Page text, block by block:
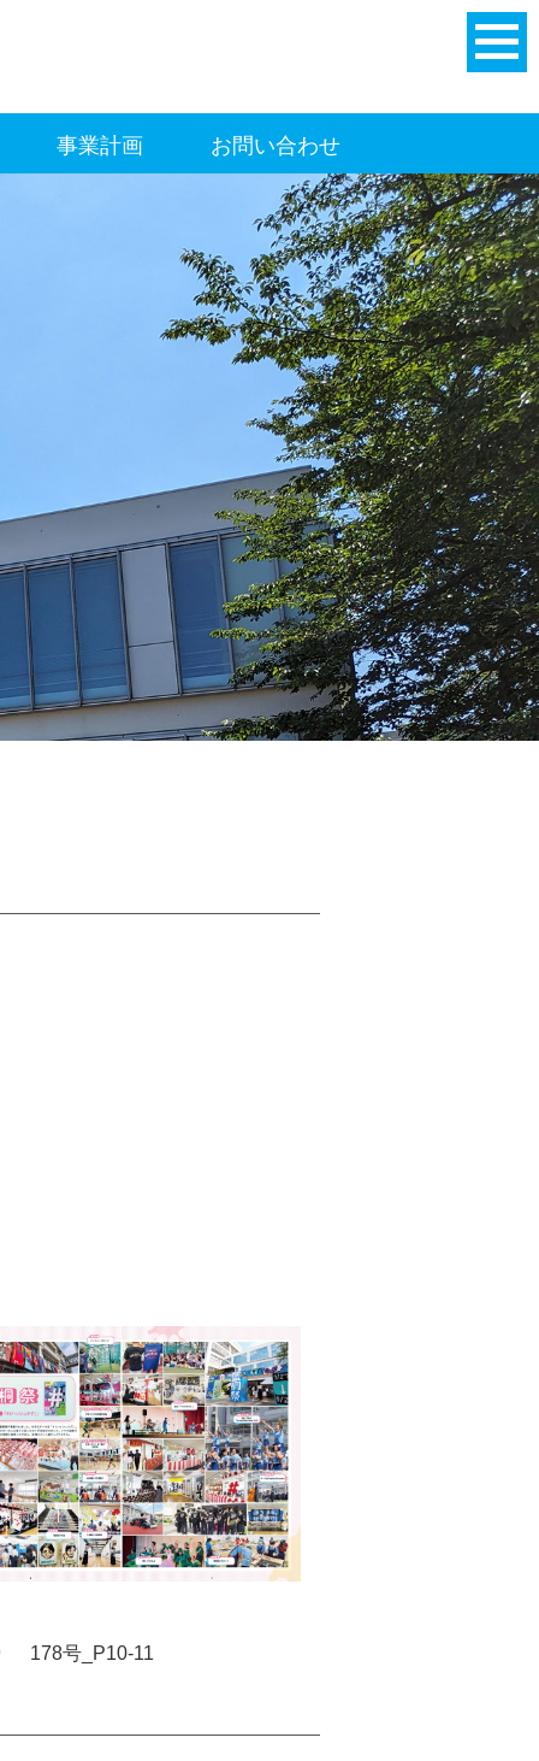
事業計画 お問い合わせ
178号_P10-11